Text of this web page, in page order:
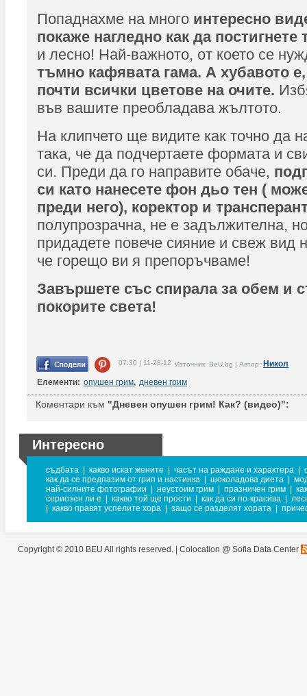
Попаднахме на много интересно
покаже нагледно как да постигнете
и лесно! Най-важното, от което се
тъмно кафявата гама. А хубавото
почти всички цветове на очите.
във вашите преобладава жълтото.
На клипчето ще видите как точно да
така, че да подчертаете формата и
си. Преди да го направите обаче,
си като нанесете фон дьо тен (
преди него), коректор и
полупрозрачна, не е задължителна,
придадете повече сияние и свеж вид
че горещо ви я препоръчваме!
Завършете със спирала за обем и
покорите света!
07:30 | 11-28-12 Източник: BeU.bg | Автор: Никол
Елементи: опушен грим, дневен грим
Коментари към "Дневен опушен грим! Как? (видео)":
Интересно
съдбата какво искат жените часът на раждане и характера
как да се предпазим от грип и настинка
шоколадова диета
най-силните фотографии
неустоим грим празничен грим
сериозен ли е
какво той ще прости как да си по-красива
какво правят успелите хора защо се разделят хората
Copyright © 2010 BEU All rights reserved. | Colocation @ Sofia Data Center